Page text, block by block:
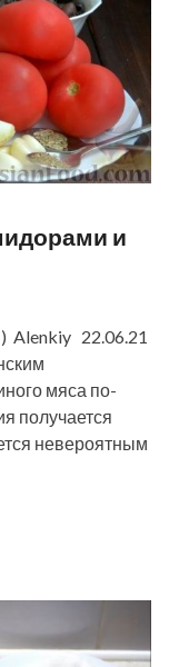
и
Alenkiy 22.06.21
мяса по-
получается
невероятным